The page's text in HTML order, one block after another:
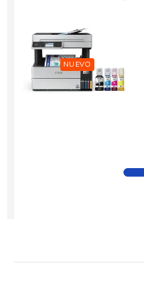
NUEVO